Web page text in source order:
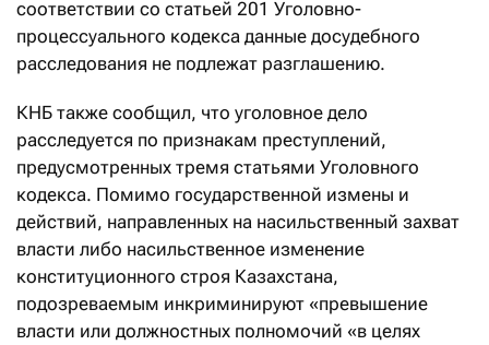
соответствии со статьей 201 Уголовно-
процессуального кодекса данные досудебного
расследования не подлежат разглашению.
КНБ также сообщил, что уголовное дело
расследуется по признакам преступлений,
предусмотренных тремя статьями Уголовного
кодекса. Помимо государственной измены и
действий, направленных на насильственный захват
власти либо насильственное изменение
конституционного строя Казахстана,
подозреваемым инкриминируют «превышение
власти или должностных полномочий «в целях